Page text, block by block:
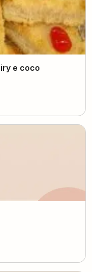
e coco